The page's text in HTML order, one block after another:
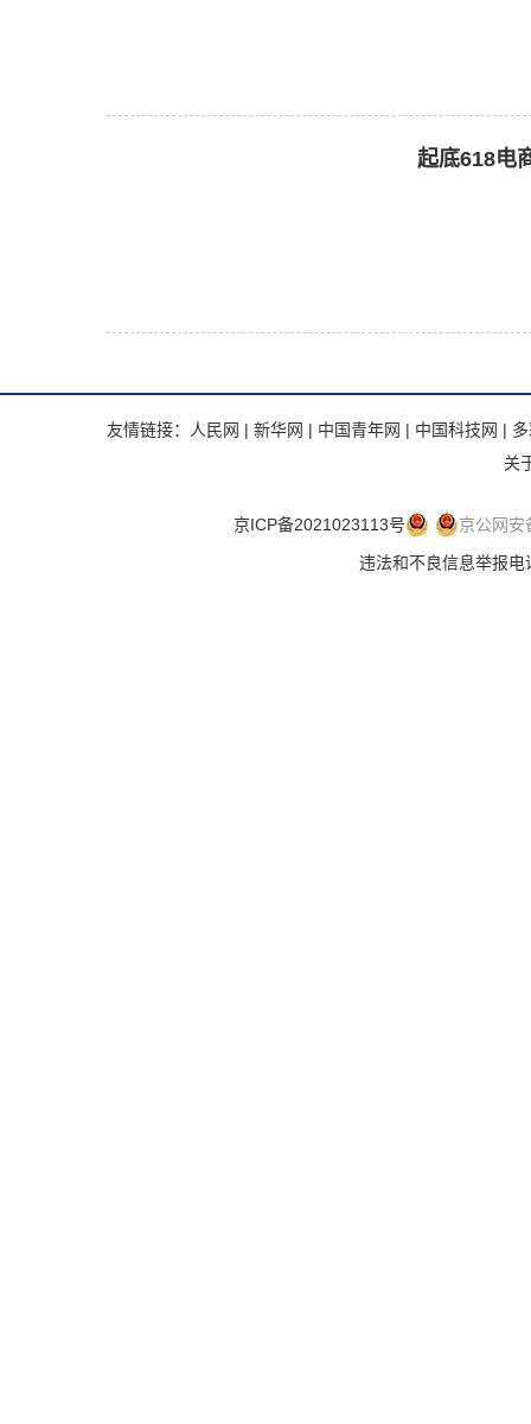
起底618电
友情链接： 人民网 | 新华网 | 中国青年网 | 中国科技网 |
关
京ICP备2021023113号
京公网
违法和不良信息举报